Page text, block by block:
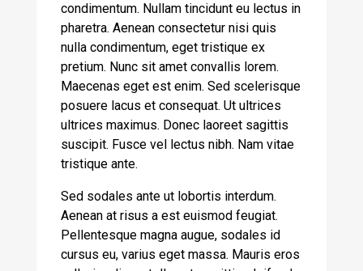
condimentum. Nullam tincidunt eu lectus in
pharetra. Aenean consectetur nisi quis
nulla condimentum, eget tristique ex
pretium. Nunc sit amet convallis lorem.
Maecenas eget est enim. Sed scelerisque
posuere lacus et consequat. Ut ultrices
ultrices maximus. Donec laoreet sagittis
suscipit. Fusce vel lectus nibh. Nam vitae
tristique ante.
Sed sodales ante ut lobortis interdum.
Aenean at risus a est euismod feugiat.
Pellentesque magna augue, sodales id
cursus eu, varius eget massa. Mauris eros